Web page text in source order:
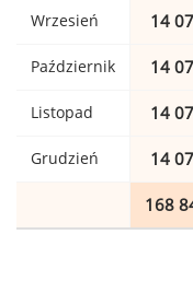
Wrzesień 14
Październik 14
Listopad 14
Grudzień 14
168